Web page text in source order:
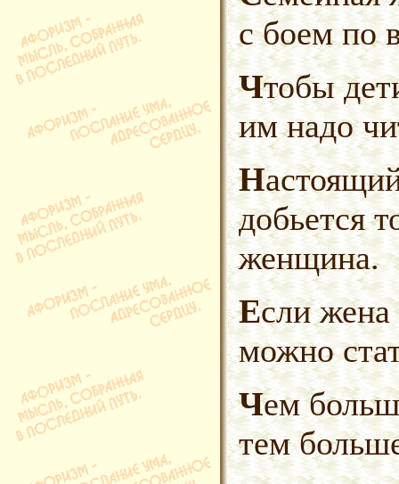
с боем по
Чтобы дети выросли людьми,
им надо
Настоящий мужчина всегда
добьется
женщина.
Если жена выглядит как невеста,
можно
Чем больше счастливых браков,
тем